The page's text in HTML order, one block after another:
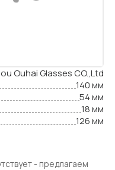
Ouhai Glasses CO.,Ltd
140 мм
54 мм
18 мм
126 мм
- предлагаем